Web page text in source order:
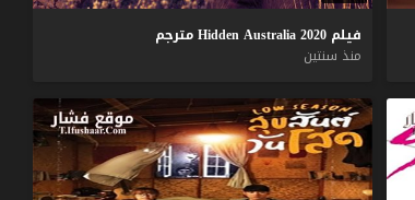
فيلم Hidden Australia 2020
مترجم
منذ سنتين